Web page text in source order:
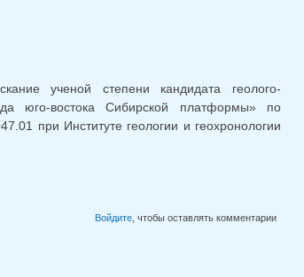
ученой степени кандидата геолого-
юго-востока Сибирской платформы» по
при Институте геологии и геохронологии
Войдите, чтобы оставлять комментарии